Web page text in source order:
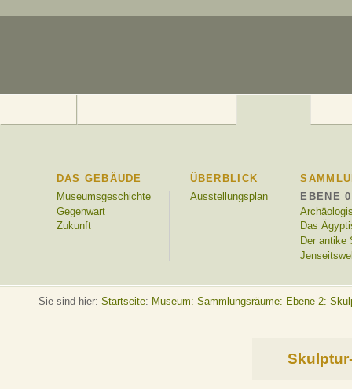
DAS GEBÄUDE
Museumsgeschichte
Gegenwart
Zukunft
ÜBERBLICK
Ausstellungsplan
EBENE 0
Das
Der antike
Sie sind hier: Startseite: Museum: Sammlungsräume: Ebene 2: